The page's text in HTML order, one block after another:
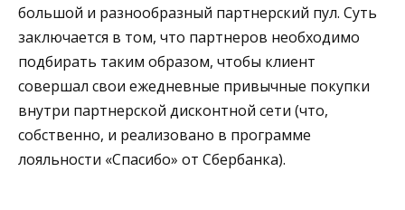
большой и разнообразный партнерский пул. Суть
заключается в том, что партнеров необходимо
подбирать таким образом, чтобы клиент
совершал свои ежедневные привычные покупки
внутри партнерской дисконтной сети (что,
собственно, и реализовано в программе
лояльности «Спасибо» от Сбербанка).